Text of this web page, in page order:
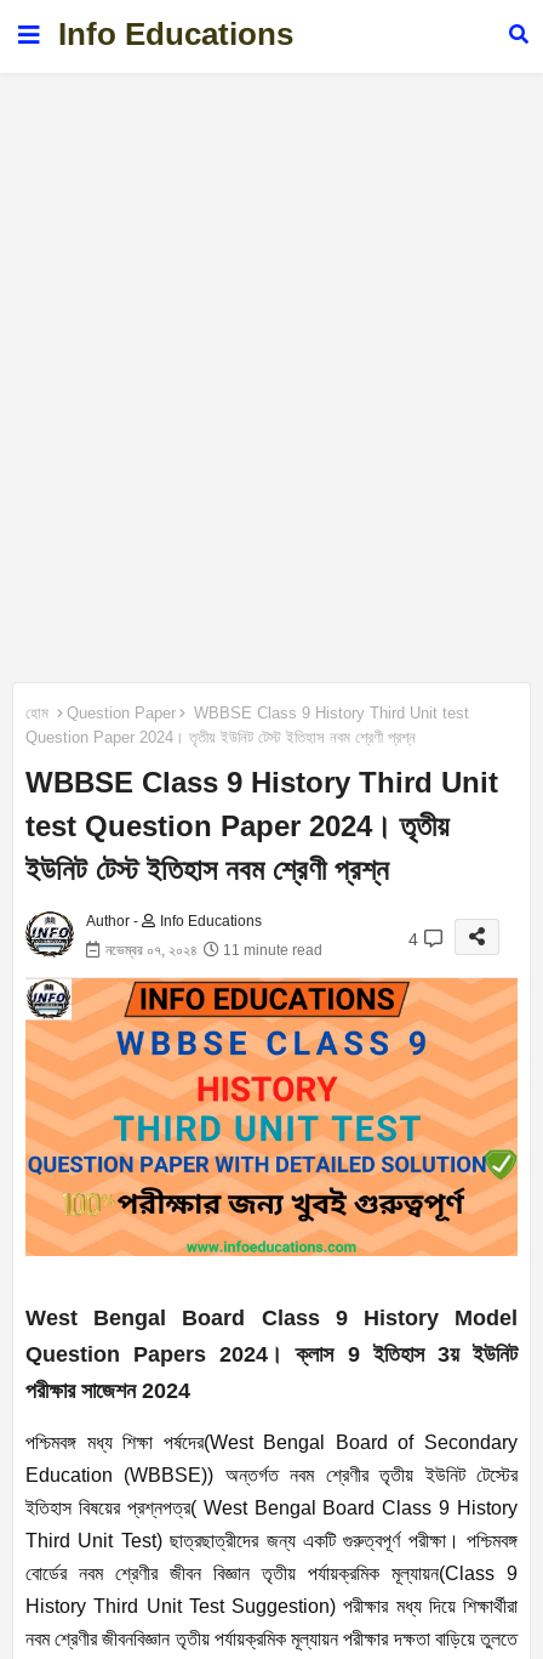
Info Educations
হোম Question Paper
WBBSE Class 9 History Third Unit test
Question Paper 2024। তৃতীয় ইউনিট টেস্ট ইতিহাস নবম শ্রেণী প্রশ্ন
WBBSE Class 9 History Third Unit
test Question Paper 2024। তৃতীয়
ইউনিট টেস্ট ইতিহাস নবম শ্রেণী প্রশ্ন
Author -
Info Educations
নভেম্বর ০৭, ২০২৪
11 minute read
4
West Bengal Board Class 9 History Model
Question Papers 2024 ।ক্লাস 9ইতিহাস 3য় ইউনিট
পরীক্ষার সাজেশন 2024
পশ্চিমবঙ্গ মধ্য শিক্ষা পর্ষদের(West Bengal Board of Secondary
Education (WBBSE)) অন্তর্গত নবম শ্রেণীর তৃতীয় ইউনিট টেস্টের
ইতিহাস বিষয়ের প্রশ্নপত্র( West Bengal Board Class 9 History
Third Unit Test)ছাত্রছাত্রীদের জন্য একটি গুরুত্বপূর্ণ পরীক্ষা। পশ্চিমবঙ্গ
বোর্ডের নবম শ্রেণীর জীবন বিজ্ঞান তৃতীয় পর্যায়ক্রমিক মূল্যায়ন(Class 9
History Third Unit Test Suggestion)পরীক্ষার মধ্য দিয়ে শিক্ষার্থীরা
নবম শ্রেণীর জীবনবিজ্ঞান তৃতীয় পর্যায়ক্রমিক মূল্যায়ন পরীক্ষার দক্ষতা বাড়িয়ে তুলতে